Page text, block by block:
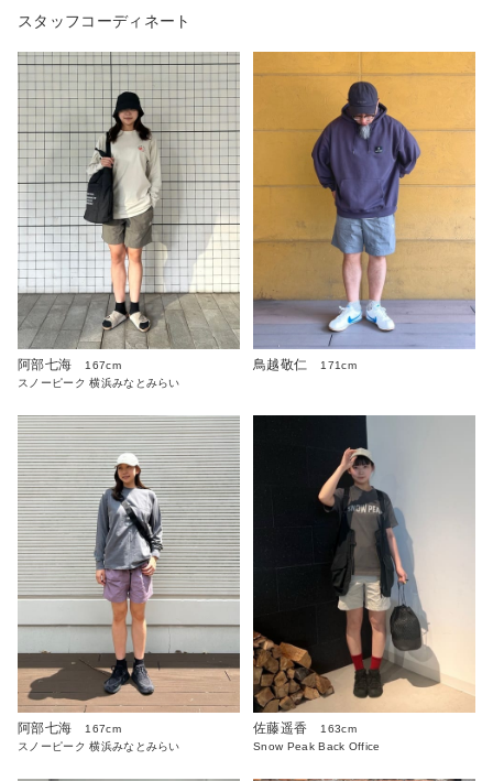
スタッフコーディネート
阿部七海
167cm
スノーピーク 横浜みなとみらい
鳥越敬仁 171cm
阿部七海
167cm
スノーピーク 横浜みなとみらい
佐藤遥香
163cm
Snow Peak Back Office